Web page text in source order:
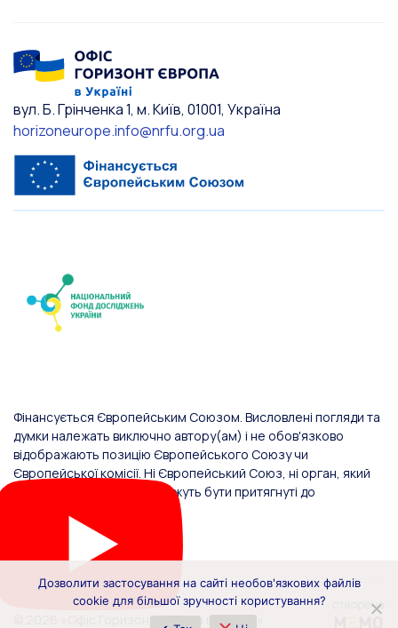
вул. Б. Грінченка 1, м. Київ, 01001, Україна
horizoneurope.info@nrfu.org.ua
Фінансується Європейським Союзом. Висловлені погляди та
думки належать виключно автору(ам) і не обов'язково
відображають позицію Європейського Союзу чи
Європейської комісії. Ні Європейський Союз, ні орган, який
надав фінансування, не можуть бути притягнуті до
© 2026 «Офіс Горизонт Європа в Україні»
Дозволити застосування на сайті необов'язкових файлів
cookie для більшої зручності користування?